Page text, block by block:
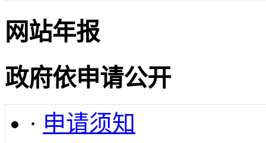
网站年报
政府依申请公开
· 申请须知